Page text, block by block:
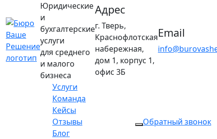
Юридические
и
бухгалтерские
услуги
для среднего
и малого
бизнеса
Адрес
г. Тверь,
Краснофлотская
набережная,
дом 1, корпус 1,
офис 3Б
Email
Услуги
Команда
Кейсы
Отзывы
Блог
Обратный звонок